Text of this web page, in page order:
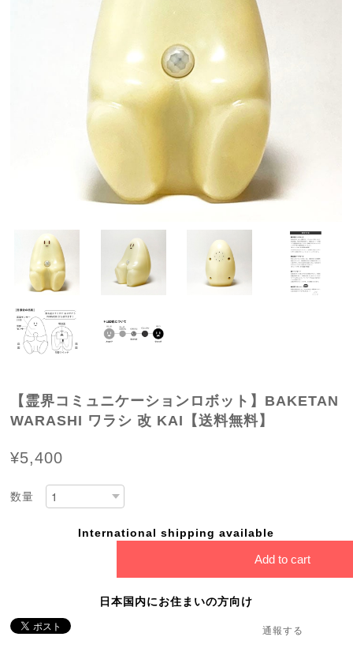
【霊界コミュニケーションロボット】BAKETAN
WARASHI ワラシ 改 KAI【送料無料】
¥5,400
数量
International shipping available
Add to cart
日本国内にお住まいの方向け
通報する